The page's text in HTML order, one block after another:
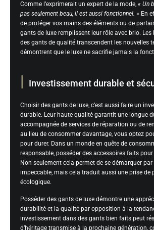
Comme l’exprimerait un expert de la mode, « Un
pas seulement beau, il est aussi fonctionnel. » En
de protéger vos mains des éléments ou de
gants de luxe remplissent leur rôle avec brio.
des gants de qualité transcendent les nouvelles
démontrent que le luxe ne sacrifie jamais la
Investissement durable et
Choisir des gants de luxe, c’est aussi faire un
durable. Leur haute qualité garantit une longue
accompagnée de services de réparation ou de
au lieu de consommer davantage, vous optez
pour durer. Dans un monde en quête de
responsable, posséder des accessoires faits
Non seulement cela permet de se démarquer par
impeccable, mais cela traduit aussi une prise de
écologique.
Posséder des gants de luxe démontre une
durabilité et la qualité par opposition à la
investissement dans des gants bien faits peut
d’héritage transmise à la prochaine génération,